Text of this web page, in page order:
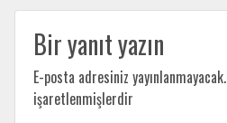
Bir yanıt yazın
E-posta adresiniz yayınlanmayacak.
işaretlenmişlerdir